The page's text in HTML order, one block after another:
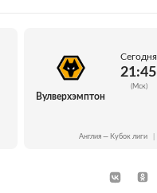
Вулверхэмптон
Сегодня
21:45
(Мск)
Англия — Кубок лиги